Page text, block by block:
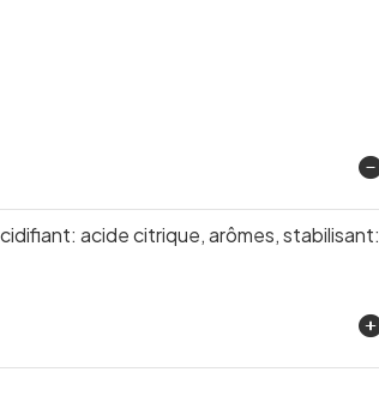
acide citrique, arômes, stabilisant: